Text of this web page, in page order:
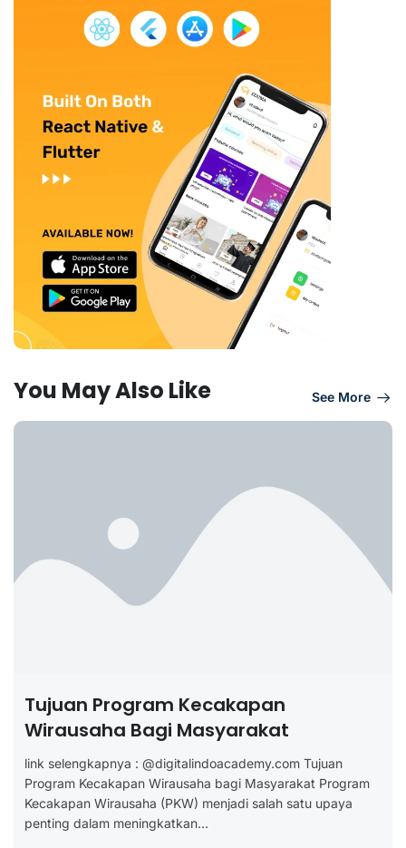
You May Also Like See More
Tujuan Program Kecakapan
Wirausaha Bagi Masyarakat
link selengkapnya : @digitalindoacademy.com Tujuan
Program Kecakapan Wirausaha bagi Masyarakat Program
Kecakapan Wirausaha (PKW) menjadi salah satu upaya
penting dalam meningkatkan...